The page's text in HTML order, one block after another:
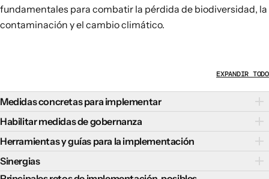
fundamentales para combatir la pérdida de biodiversidad, la
contaminación y el cambio climático.
EXPANDIR TODO
Medidas concretas para implementar
Existen varias medidas concretas que pueden promover una
gestión del agua dulce positiva para la naturaleza y
resistente al clima:
Mejorar la recogida y el almacenamiento de agua de
lluvia, por ejemplo, en estanques, embalses, suelos y
Habilitar medidas de gobernanza
Las políticas de gobernanza eficaces que mejoran la
capacidad institucional son fundamentales para avanzar en
la transición hacia una gestión del agua dulce positiva para
Herramientas y guías para la implementación
Las herramientas y guías clave para apoyar la transición
exitosa hacia una gestión del agua dulce positiva para la
Sinergias